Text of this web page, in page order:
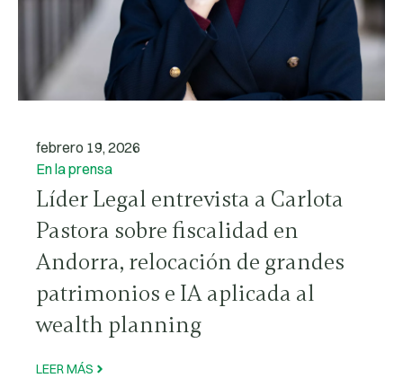
febrero 19, 2026
En la prensa
Líder Legal entrevista a Carlota
Pastora sobre fiscalidad en
Andorra, relocación de grandes
patrimonios e IA aplicada al
wealth planning
LEER MÁS